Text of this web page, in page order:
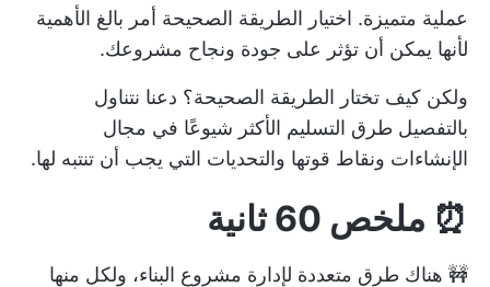
عملية متميزة. اختيار الطريقة الصحيحة أمر بالغ الأهمية
لأنها يمكن أن تؤثر على جودة ونجاح مشروعك.
ولكن كيف تختار الطريقة الصحيحة؟ دعنا نتناول
بالتفصيل طرق التسليم الأكثر شيوعًا في مجال
الإنشاءات ونقاط قوتها والتحديات التي يجب أن تنتبه لها.
⏰ ملخص 60 ثانية
🚧 هناك طرق متعددة لإدارة مشروع البناء، ولكل منها